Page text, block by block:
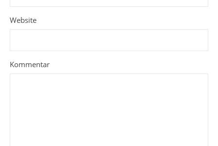
Website
Kommentar